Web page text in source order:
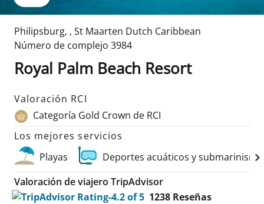
Philipsburg, , St Maarten Dutch Caribbean
Número de complejo 3984
Royal Palm Beach Resort
Valoración RCI
Categoría Gold Crown de RCI
Los mejores servicios
Playas
Deportes acuáticos y submarinismo
Valoración de viajero TripAdvisor
1238 Reseñas